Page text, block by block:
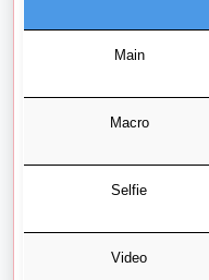
Main
Macro
Selfie
Video